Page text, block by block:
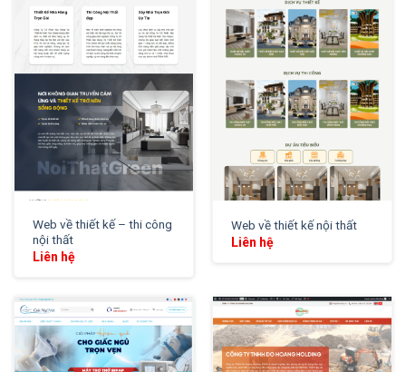
Web về thiết kế – thi công
nội thất
Liên hệ
XEM THỬ
Web về thiết kế nội thất
Liên hệ
XEM THỬ